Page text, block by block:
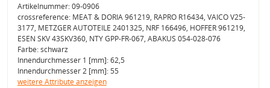
Artikelnummer: 09-0906
crossreference: MEAT & DORIA 961219, RAPRO R16434, VAICO V25-
3177, METZGER AUTOTEILE 2401325, NRF 166496, HOFFER 961219,
ESEN SKV 43SKV360, NTY GPP-FR-067, ABAKUS 054-028-076
Farbe: schwarz
Innendurchmesser 1 [mm]: 62,5
Innendurchmesser 2 [mm]: 55
weitere Attribute anzeigen